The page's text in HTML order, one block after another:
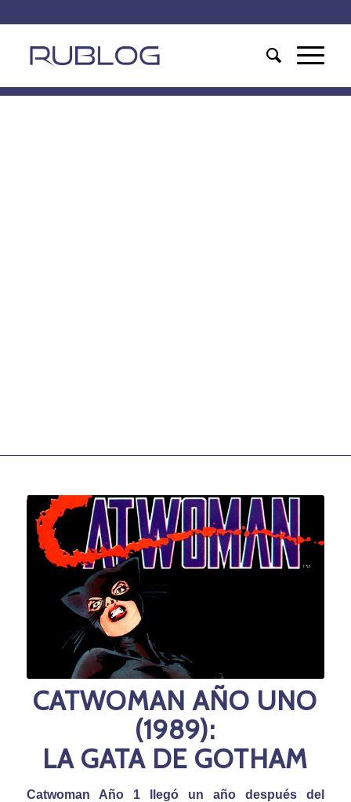
CATWOMAN AÑO UNO
(1989):
LA GATA DE GOTHAM
Catwoman Año 1 llegó un año después del